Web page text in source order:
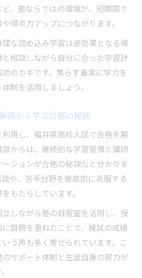
、塾ならではの環境が、短期間で
得点力アップにつながります。
な詰め込み学習は逆効果となる場
相談しながら自分に合った学習計
のカギです。焦らず着実に学力を
制を活用しましょう。
談から学ぶ合格の秘訣
用し、福井県高校入試で合格を勝
からは、継続的な学習習慣と講師
ションが合格の秘訣だと分かりま
や、苦手分野を徹底的に克服する
もたらしています。
しながら塾の自習室を活用し、授
質問を重ねたことで、模試の成績
う声も多く寄せられています。こ
サポート体制と生徒自身の努力が